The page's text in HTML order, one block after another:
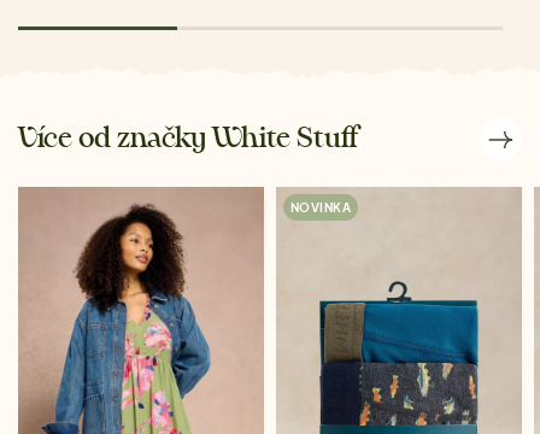
Více od značky White Stuff
NOVINKA